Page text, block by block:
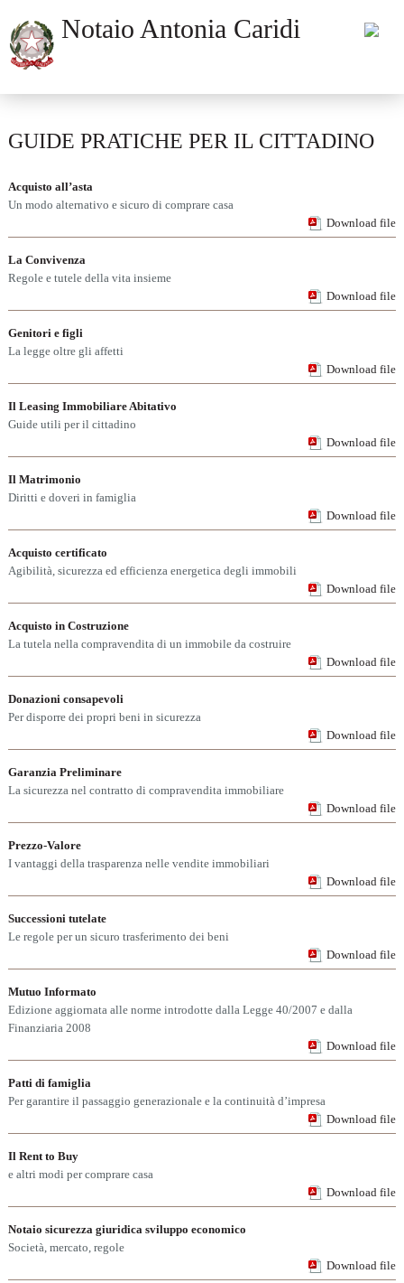
Notaio Antonia Caridi
GUIDE PRATICHE PER IL CITTADINO
Acquisto all’asta
Un modo alternativo e sicuro di comprare casa
Download file
La Convivenza
Regole e tutele della vita insieme
Download file
Genitori e figli
La legge oltre gli affetti
Download file
Il Leasing Immobiliare Abitativo
Guide utili per il cittadino
Download file
Il Matrimonio
Diritti e doveri in famiglia
Download file
Acquisto certificato
Agibilità, sicurezza ed efficienza energetica degli immobili
Download file
Acquisto in Costruzione
La tutela nella compravendita di un immobile da costruire
Download file
Donazioni consapevoli
Per disporre dei propri beni in sicurezza
Download file
Garanzia Preliminare
La sicurezza nel contratto di compravendita immobiliare
Download file
Prezzo-Valore
I vantaggi della trasparenza nelle vendite immobiliari
Download file
Successioni tutelate
Le regole per un sicuro trasferimento dei beni
Download file
Mutuo Informato
Edizione aggiornata alle norme introdotte dalla Legge 40/2007 e dalla
Finanziaria 2008
Download file
Patti di famiglia
Per garantire il passaggio generazionale e la continuità d’impresa
Download file
Il Rent to Buy
e altri modi per comprare casa
Download file
Notaio sicurezza giuridica sviluppo economico
Società, mercato, regole
Download file